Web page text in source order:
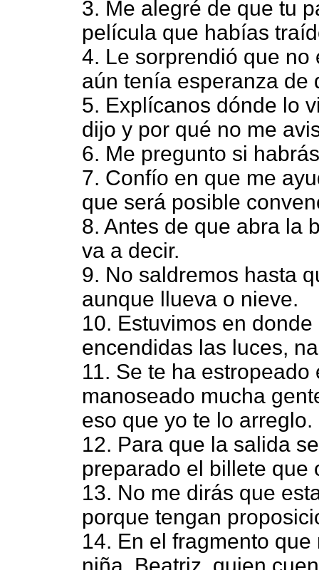
3. Me alegré de que tu
película que habías
4. Le sorprendió que
aún tenía esperanza de
5. Explícanos dónde lo
dijo y por qué no me
6. Me pregunto si
7. Confío en que me
que será posible
8. Antes de que abra la
va a decir.
9. No saldremos hasta
aunque llueva o nieve.
10. Estuvimos en
encendidas las luces,
11. Se te ha
manoseado mucha
eso que yo te lo arreglo.
12. Para que la salida
preparado el billete que
13. No me dirás que
porque tengan
14. En el fragmento